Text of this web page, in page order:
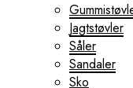
Jagtstøvler
Såler
Sandaler
Sko